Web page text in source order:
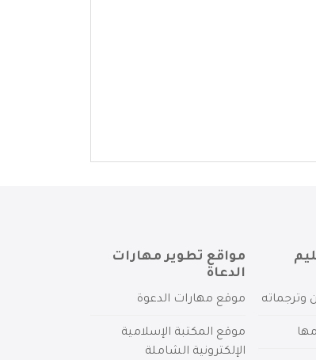
وترجماته
مواقع تطوير مهارات
الدعاة
موقع مهارات الدعوة
موقع المكتبة الإسلامية
الإلكترونية الشاملة